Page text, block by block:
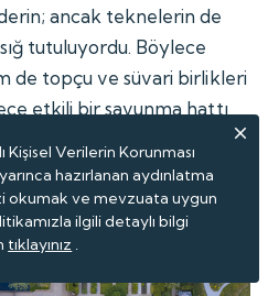
ancak teknelerin de
tutuluyordu. Böylece
de topçu ve süvari birlikleri
etkili bir savunma hattı
Kişisel Verilerin Korunması
hazırlanan aydınlatma
okumak ve mevzuata uygun
ilgili detaylı bilgi
tıklayınız .